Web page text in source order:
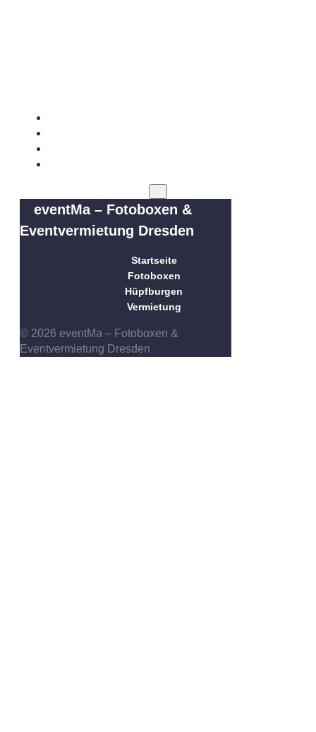
eventMa – Fotoboxen &
Eventvermietung Dresden
Startseite
Fotoboxen
Hüpfburgen
Vermietung
© 2026 eventMa – Fotoboxen &
Eventvermietung Dresden